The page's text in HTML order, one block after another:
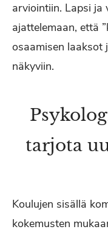
arviointiin. Lapsi ja
ajattelemaan, että
osaamisen laaksot
näkyviin.
tarjota
Koulujen sisällä
kokemusten